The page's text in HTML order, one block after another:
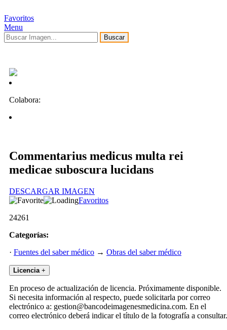
Favoritos
Menu
Buscar
Colabora:
Commentarius medicus multa rei
medicae suboscura lucidans
DESCARGAR IMAGEN
Favoritos
24261
Categorías:
· Fuentes del saber médico → Obras del saber médico
Licencia +
En proceso de actualización de licencia. Próximamente disponible.
Si necesita información al respecto, puede solicitarla por correo
electrónico a: gestion@bancodeimagenesmedicina.com. En el
correo electrónico deberá indicar el título de la fotografía a consultar.